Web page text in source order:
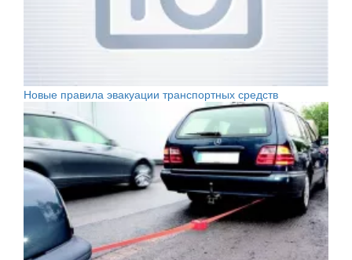
Новые правила эвакуации транспортных средств